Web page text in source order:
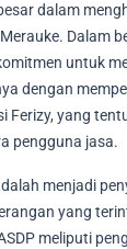
dalam
Dalam
untuk
dengan
Ferizy, yang
pengguna jasa.
menjadi
yang
meliputi